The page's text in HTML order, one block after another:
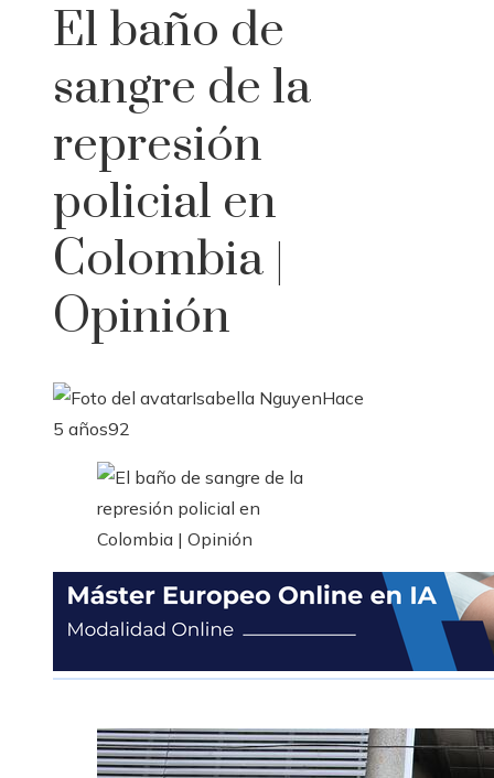
El baño de
sangre de la
represión
policial en
Colombia |
Opinión
Isabella NguyenHace
5 años92